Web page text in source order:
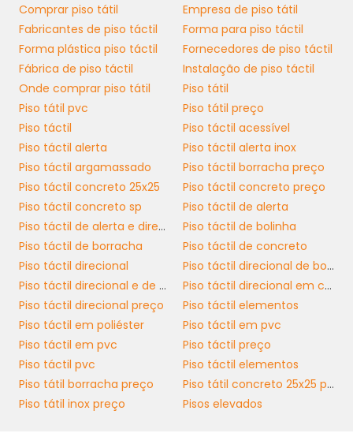
A manutenção do piso tátil inox é um fator
importantíssimo para garantir sua
longevidade e eficiência. Por ser um material
resistente, as necessidades de limpeza são
simples: basta realizar uma limpeza rotineira
com produtos suaves e água. Evite o uso de
produtos abrasivos que possam danificar a
superfície e a textura do piso. Além disso,
recomenda-se uma inspeção periódica para
identificar qualquer desgaste ou desvio que
possa comprometer sua funcionalidade.
Realizar manutenções periódicas assegura
não apenas a preservação do piso, mas
também a segurança dos usuários. Como as
placas são uma ferramenta vital para a
acessibilidade, sua eficiência deve ser
constantemente avaliada. O investimento em
manutenção reflete positivamente na
imagem da empresa, mostrando cuidado e
valorização do atendimento ao cliente.
Comprar piso tátil
Empresa de piso tátil
Fabricantes de piso táctil
Forma para piso táctil
Forma plástica piso táctil
Fornecedores de piso táctil
Fábrica de piso táctil
Instalação de piso táctil
Onde comprar piso tátil
Piso tátil
Piso tátil pvc
Piso tátil preço
Piso táctil
Piso táctil acessível
Piso táctil alerta
Piso táctil alerta inox
Piso táctil argamassado
Piso táctil borracha preço
Piso táctil concreto 25x25
Piso táctil concreto preço
Piso táctil concreto sp
Piso táctil de alerta
Piso táctil de alerta e direcional
Piso táctil de bolinha
Piso táctil de borracha
Piso táctil de concreto
Piso táctil direcional
Piso táctil direcional de borracha
Piso táctil direcional e de alerta
Piso táctil direcional em concreto
Piso táctil direcional preço
Piso táctil elementos
Piso táctil em poliéster
Piso táctil em pvc
Piso táctil em pvc
Piso táctil preço
Piso táctil pvc
Piso táctil elementos
Piso tátil borracha preço
Piso tátil concreto 25x25 preço
Piso tátil inox preço
Pisos elevados